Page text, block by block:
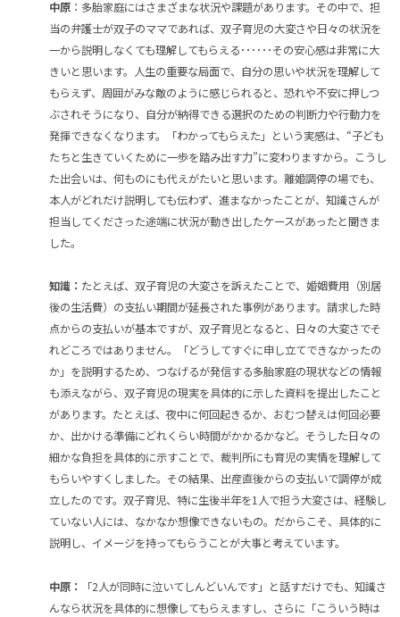
中原 ：多胎家庭にはさまざまな状況や課題があります。その中で、担
当の弁護士が双子のママであれば、双子育児の大変さや日々の状況を
一から説明しなくても理解してもらえる･･････その安心感は非常に大
きいと思います。人生の重要な局面で、自分の思いや状況を理解して
もらえず、周囲がみな敵のように感じられると、恐れや不安に押しつ
ぶされそうになり、自分が納得できる選択のための判断力や行動力を
発揮できなくなります。「わかってもらえた」という実感は、“子ども
たちと生きていくために一歩を踏み出す力”に変わりますから。こうし
た出会いは、何ものにも代えがたいと思います。離婚調停の場でも、
本人がどれだけ説明しても伝わず、進まなかったことが、知識さんが
担当してくださった途端に状況が動き出したケースがあったと聞きま
した。
知識： たとえば、双子育児の大変さを訴えたことで、婚姻費用（別居
後の生活費）の支払い期間が延長された事例があります。請求した時
点からの支払いが基本ですが、双子育児となると、日々の大変さでそ
れどころではありません。「どうしてすぐに申し立てできなかったの
か」を説明するため、つなげるが発信する多胎家庭の現状などの情報
も添えながら、双子育児の現実を具体的に示した資料を提出したこと
があります。たとえば、夜中に何回起きるか、おむつ替えは何回必要
か、出かける準備にどれくらい時間がかかるかなど。そうした日々の
細かな負担を具体的に示すことで、裁判所にも育児の実情を理解して
もらいやすくしました。その結果、出産直後からの支払いで調停が成
立したのです。双子育児、特に生後半年を1人で担う大変さは、経験し
ていない人には、なかなか想像できないもの。だからこそ、具体的に
説明し、イメージを持ってもらうことが大事と考えています。
中原：
「2人が同時に泣いてしんどいんです」と話すだけでも、知識さ
んなら状況を具体的に想像してもらえますし、さらに「こういう時は